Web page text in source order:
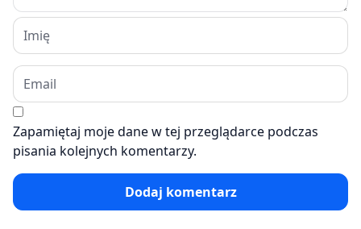
Zapamiętaj moje dane w tej przeglądarce podczas
pisania kolejnych komentarzy.
Dodaj komentarz